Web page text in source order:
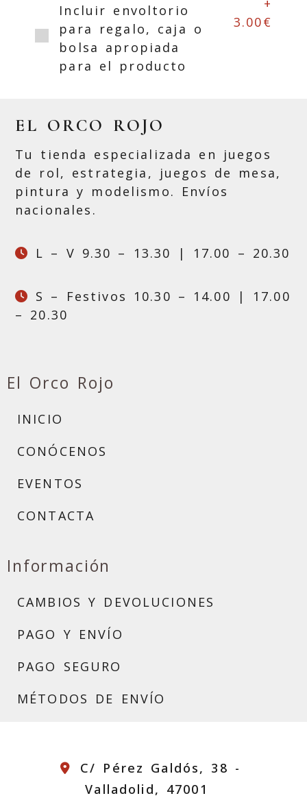
Incluir envoltorio
para regalo, caja o
bolsa apropiada
para el producto
3.00€
EL ORCO ROJO
Tu tienda especializada en juegos
de rol, estrategia, juegos de mesa,
pintura y modelismo. Envíos
nacionales.
L – V 9.30 – 13.30 | 17.00 – 20.30
S – Festivos 10.30 – 14.00 | 17.00
– 20.30
El Orco Rojo
INICIO
CONÓCENOS
EVENTOS
CONTACTA
Información
CAMBIOS Y DEVOLUCIONES
PAGO Y ENVÍO
PAGO SEGURO
MÉTODOS DE ENVÍO
C/ Pérez Galdós, 38 -
Valladolid, 47001